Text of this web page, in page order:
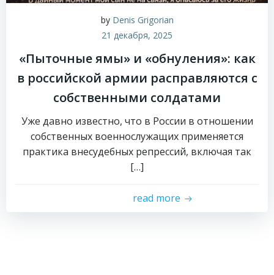
by Denis Grigorian
21 декабря, 2025
«Пыточные ямы» и «обнуления»: как
в российской армии расправляются с
собственными солдатами
Уже давно известно, что в России в отношении
собственных военнослужащих применяется
практика внесудебных репрессий, включая так
[…]
read more